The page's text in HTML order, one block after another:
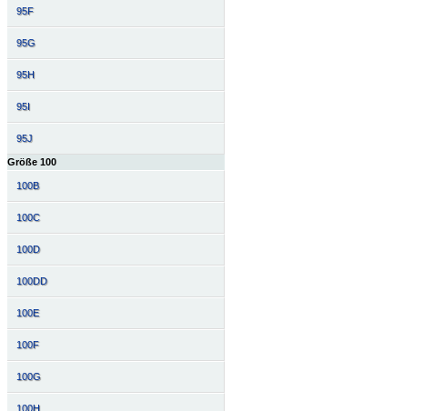
95F
95G
95H
95I
95J
Größe 100
100B
100C
100D
100DD
100E
100F
100G
100H